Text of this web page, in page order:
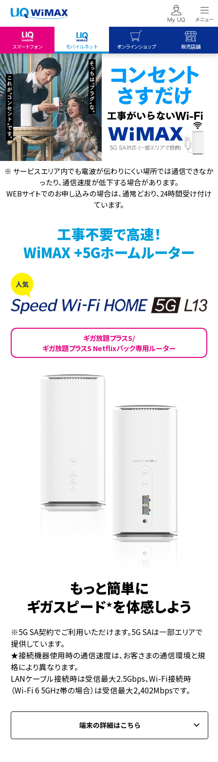
スマートフォン モバイルネット オンラインショップ 販売店舗
my UQ WiMAX
UQ WiMAX ご契約の方
My UQ mobile
UQ mobile ご契約の方
UQ mobile
データチャージサイト
UQ mobile
オンラインショップ
UQ WiMAX
オンラインショップ
UQ mobile
販売店舗
UQ WiMAX
販売店舗
※ サービスエリア内でも電波が伝わりにくい場所では通信できなか
ったり、通信速度が低下する場合があります。
WEBサイトでのお申し込みの場合は、通常どおり、24時間受け付け
ています。
工事不要で高速！
WiMAX +5Gホームルーター
ギガ放題プラスS/
ギガ放題プラスS Netflixパック専用ルーター
もっと簡単に
ギガスピード★を体感しよう
※5G SA契約でご利用いただけます。5G SAは一部エリアで
提供しています。
★接続機器使用時の通信速度は、お客さまの通信環境と規
格により異なります。
LANケーブル接続時は受信最大2.5Gbps、Wi-Fi接続時
（Wi-Fi 6 5GHz帯の場合）は受信最大2,402Mbpsです。